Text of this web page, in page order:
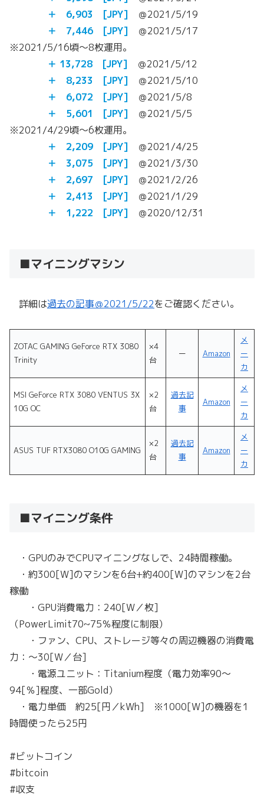
＋ 6,903 [JPY] ＠2021/5/19
＋
7,446 [JPY] ＠2021/5/17
※2021/5/16頃～8枚運用。
＋ 13,728 [JPY] ＠2021/5/12
＋ 8,233 [JPY] ＠2021/5/10
＋ 6,072 [JPY] ＠2021/5/8
＋ 5,601 [JPY] ＠2021/5/5
※2021/4/29頃～6枚運用。
＋ 2,209 [JPY] ＠2021/4/25
＋ 3,075 [JPY] ＠2021/3/30
＋ 2,697 [JPY] ＠2021/2/26
＋ 2,413 [JPY] ＠2021/1/29
＋ 1,222 [JPY] ＠2020/12/31
■マイニングマシン
詳細は過去の記事＠2021/5/22をご確認ください。
ZOTAC GAMING GeForce RTX 3080
Trinity
×4
台
ー Amazon
メ
ー
カ
MSI GeForce RTX 3080 VENTUS 3X
10G OC
×2
台
過去記
事
Amazon
メ
ー
カ
ASUS TUF RTX3080 O10G GAMING
×2
台
過去記
事
Amazon
メ
ー
カ
■マイニング条件
・GPUのみでCPUマイニングなしで、24時間稼働。
・約300[W]のマシンを6台+約400[W]のマシンを2台
稼働
・GPU消費電力：240[W／枚]
（PowerLimit70~75％程度に制限）
・ファン、CPU、ストレージ等々の周辺機器の消費電
力：～30[W／台]
・電源ユニット：Titanium程度（電力効率90～
94[％]程度、一部Gold）
・電力単価 約25[円／kWh] ※1000[W]の機器を1
時間使ったら25円
#ビットコイン
#bitcoin
#収支